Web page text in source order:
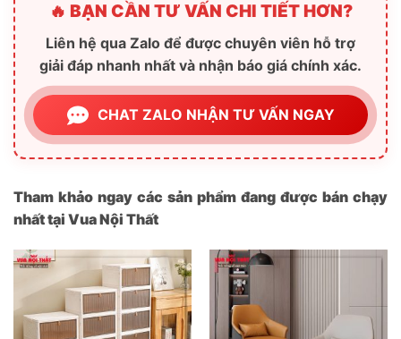
🔥 BẠN CẦN TƯ VẤN CHI TIẾT HƠN?
Liên hệ qua Zalo để được chuyên viên hỗ trợ
giải đáp nhanh nhất và nhận báo giá chính xác.
CHAT ZALO NHẬN TƯ VẤN NGAY
Tham khảo ngay các sản phẩm đang được bán chạy
nhất tại Vua Nội Thất